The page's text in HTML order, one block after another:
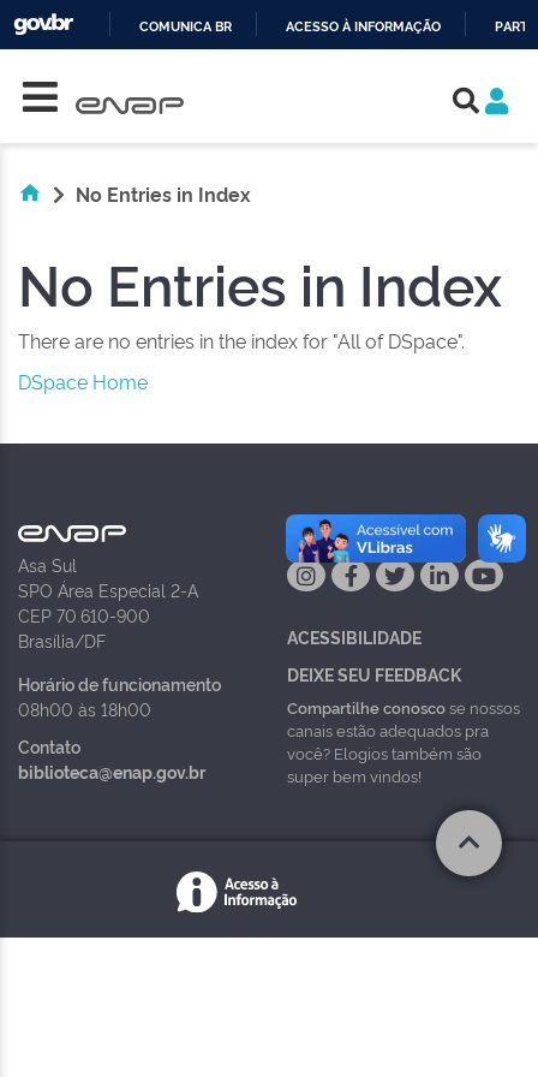
COMUNICA BR ACESSO À INFORMAÇÃO
No Entries in Index
No Entries in Index
There are no entries in the index for "All of DSpace".
DSpace Home
Asa Sul
SPO Área Especial 2-A
CEP 70.610-900
Brasília/DF
Horário de funcionamento
08h00 às 18h00
Contato
biblioteca@enap.gov.br
NAS REDES
ACESSIBILIDADE
DEIXE SEU FEEDBACK
Compartilhe conoscose nossos
canais estão adequados pra
você? Elogios também são
super bem vindos!